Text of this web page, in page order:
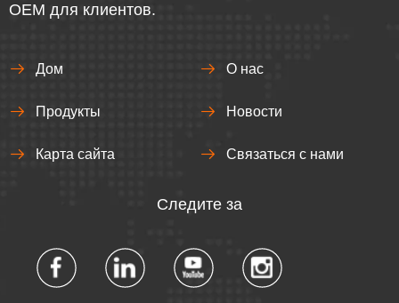
OEM для клиентов.
Дом О нас
Продукты Новости
Карта сайта Связаться с нами
Следите за